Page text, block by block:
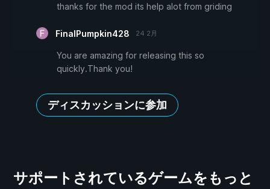
thanks for the mod its help alot from griding
FinalPumpkin428 24 2月
You are amazing for releasing this so
quickly.Thank you!
ディスカッションに参加
サポートされているゲームをもっと